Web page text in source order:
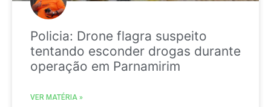
Policia: Drone flagra suspeito
tentando esconder drogas durante
operação em Parnamirim
VER MATÉRIA »